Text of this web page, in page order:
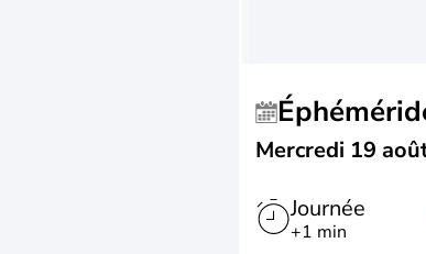
Mercredi 19
Journée
+1 min